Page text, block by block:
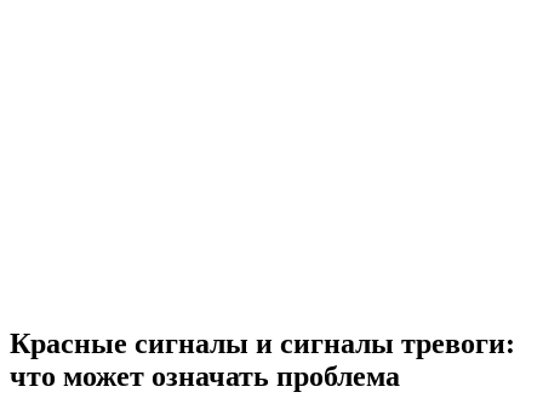
Красные сигналы и сигналы тревоги:
что может означать проблема